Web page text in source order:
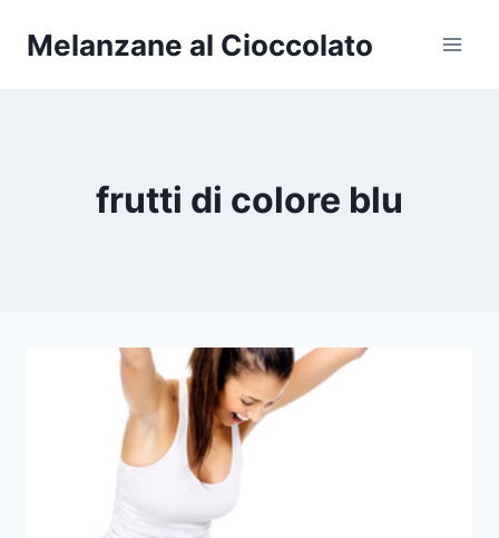
Melanzane al Cioccolato
frutti di colore blu